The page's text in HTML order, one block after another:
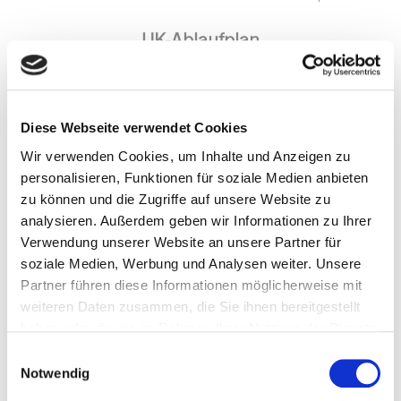
Diese Webseite verwendet Cookies
Wir verwenden Cookies, um Inhalte und Anzeigen zu
personalisieren, Funktionen für soziale Medien anbieten
zu können und die Zugriffe auf unsere Website zu
analysieren. Außerdem geben wir Informationen zu Ihrer
Verwendung unserer Website an unsere Partner für
soziale Medien, Werbung und Analysen weiter. Unsere
Partner führen diese Informationen möglicherweise mit
weiteren Daten zusammen, die Sie ihnen bereitgestellt
Notwendig
UK-Ablaufplan
Dieser Ablaufplan hilft euch, bestimmte Routinen ruhig und
Ihr könntet überlegen, ob eine feste Reihenfolge für die
Tätigkeiten sinnvoll ist.
Findet gemeinsam heraus, was für euren Alltag am besten
passt.
Nach jeder beendeten Aufgabe wird die passende Lasche
hochgeklappt – so seht ihr, was ihr schon geschafft habt und
was noch vor euch liegt.